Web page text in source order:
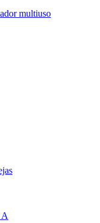
multiuso
A